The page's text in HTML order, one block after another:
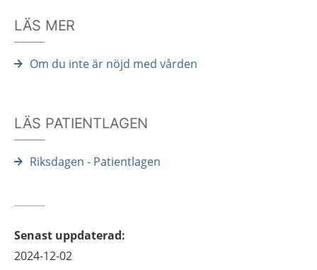
LÄS MER
Om du inte är nöjd med vården
LÄS PATIENTLAGEN
Riksdagen - Patientlagen
Senast uppdaterad:
2024-12-02